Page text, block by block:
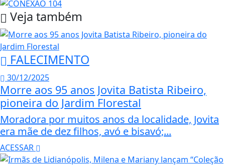
Veja também
FALECIMENTO
30/12/2025
Morre aos 95 anos Jovita Batista Ribeiro,
pioneira do Jardim Florestal
Moradora por muitos anos da localidade, Jovita
era mãe de dez filhos, avó e bisavó;...
ACESSAR